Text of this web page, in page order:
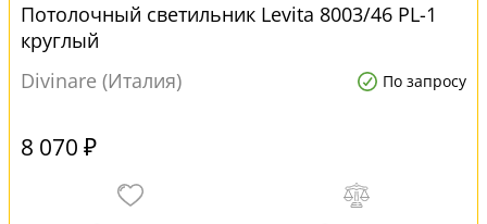
Потолочный светильник Levita 8003/46 PL-1
круглый
Divinare (Италия)
По запросу
8 070 ₽